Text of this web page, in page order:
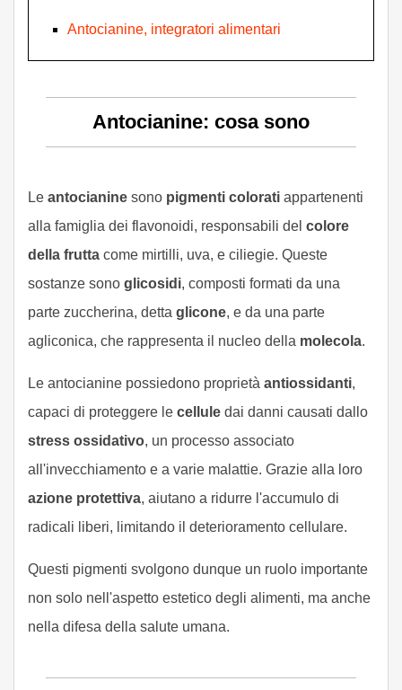
Antocianine, integratori alimentari
Antocianine: cosa sono
Le antocianine sono pigmenti colorati appartenenti
alla famiglia dei flavonoidi, responsabili del colore
della frutta come mirtilli, uva, e ciliegie. Queste
sostanze sono glicosidi, composti formati da una
parte zuccherina, detta glicone, e da una parte
agliconica, che rappresenta il nucleo della molecola.
Le antocianine possiedono proprietà antiossidanti,
capaci di proteggere le cellule dai danni causati dallo
stress ossidativo, un processo associato
all'invecchiamento e a varie malattie. Grazie alla loro
azione protettiva, aiutano a ridurre l'accumulo di
radicali liberi, limitando il deterioramento cellulare.
Questi pigmenti svolgono dunque un ruolo importante
non solo nell'aspetto estetico degli alimenti, ma anche
nella difesa della salute umana.